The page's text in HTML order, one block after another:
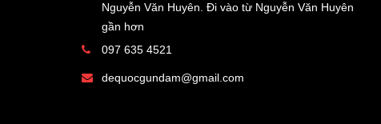
Nguyễn Văn Huyên. Đi vào từ Nguyễn Văn Huyên
gần hơn
097 635 4521
dequocgundam@gmail.com